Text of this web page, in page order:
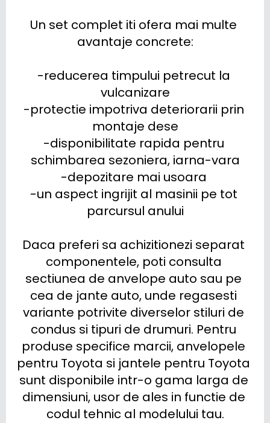
Un set complet iti ofera mai multe
avantaje concrete:
-reducerea timpului petrecut la
vulcanizare
-protectie impotriva deteriorarii prin
montaje dese
-disponibilitate rapida pentru
schimbarea sezoniera, iarna-vara
-depozitare mai usoara
-un aspect ingrijit al masinii pe tot
parcursul anului
Daca preferi sa achizitionezi separat
componentele, poti consulta
sectiunea de anvelope auto sau pe
cea de jante auto, unde regasesti
variante potrivite diverselor stiluri de
condus si tipuri de drumuri. Pentru
produse specifice marcii, anvelopele
pentru Toyota si jantele pentru Toyota
sunt disponibile intr-o gama larga de
dimensiuni, usor de ales in functie de
codul tehnic al modelului tau.